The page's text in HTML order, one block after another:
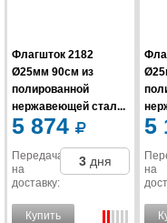
Флагшток 2182
Ø25мм 90см из
полированной
нержавеющей стал...
5 874
Передача
на
доставку:
3 дня
Купить
5
на